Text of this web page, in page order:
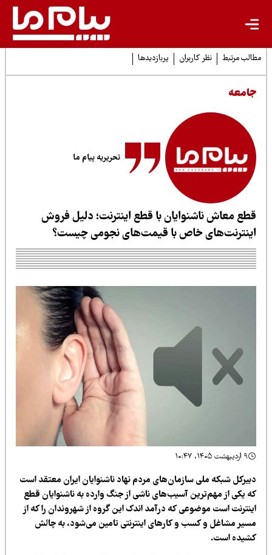
مرتبط نظر کاربران پربازدیدها
تحریریه پیام ما
معاش ناشنوایان با قطع اینترنت؛ دلیل فروش
خاص با قیمت‌های نجومی چیست؟
شبکه ملی سازمان‌های مردم نهاد ناشنوایان ایران معتقد است
یکی از مهم‌ترین آسیب‌‌های ناشی از جنگ وارده به ناشنوایان قطع
است موضوعی که درآمد اندک این گروه از شهروندان را که از
مشاغل و کسب‌ و کارهای اینترنتی تامین می‌شود، به چالش
است.